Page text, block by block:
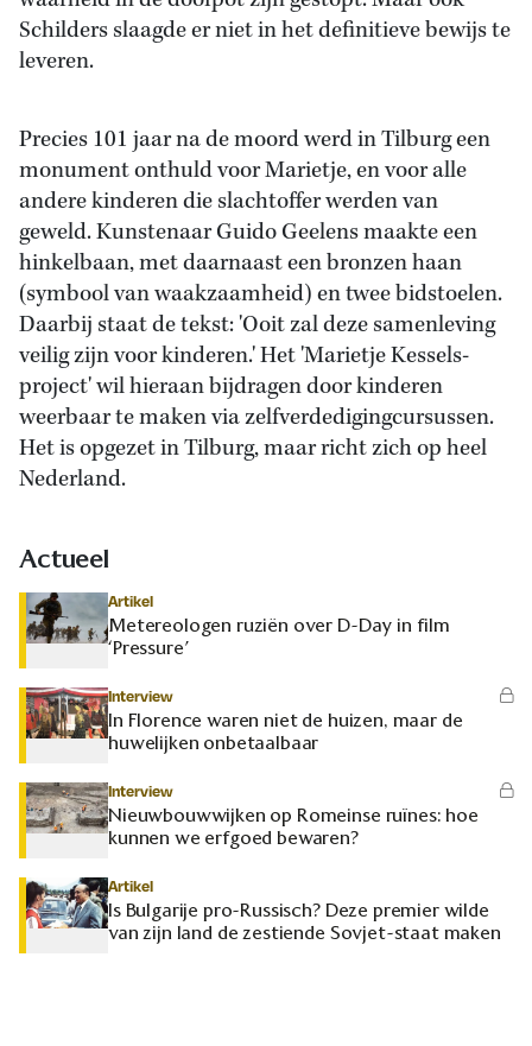
Schilders slaagde er niet in het definitieve bewijs te
leveren.
Precies 101 jaar na de moord werd in Tilburg een
monument onthuld voor Marietje, en voor alle
andere kinderen die slachtoffer werden van
geweld. Kunstenaar Guido Geelens maakte een
hinkelbaan, met daarnaast een bronzen haan
(symbool van waakzaamheid) en twee bidstoelen.
Daarbij staat de tekst: 'Ooit zal deze samenleving
veilig zijn voor kinderen.' Het 'Marietje Kessels-
project' wil hieraan bijdragen door kinderen
weerbaar te maken via zelfverdedigingcursussen.
Het is opgezet in Tilburg, maar richt zich op heel
Nederland.
Actueel
Artikel
Metereologen ruziën over D-Day in film
‘Pressure’
Interview
In Florence waren niet de huizen, maar de
huwelijken onbetaalbaar
Interview
Nieuwbouwwijken op Romeinse ruïnes: hoe
kunnen we erfgoed bewaren?
Artikel
Is Bulgarije pro-Russisch? Deze premier wilde
van zijn land de zestiende Sovjet-staat maken